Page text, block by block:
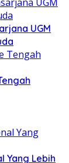
UGM
Yang Lebih